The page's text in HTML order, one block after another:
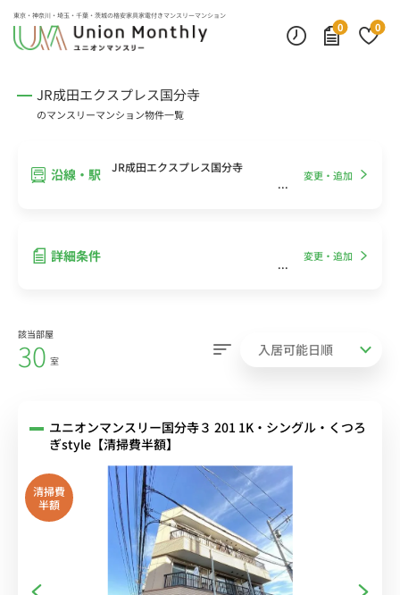
東京・神奈川・埼玉・千葉・茨城の格安家具家電付きマンスリーマンション
0
0
JR成田エクスプレス国分寺
のマンスリーマンション物件一覧
沿線・駅 JR成田エクスプレス国分寺
変更・追加
詳細条件 変更・追加
該当部屋
30 室
ユニオンマンスリー国分寺３ 201 1K・シングル・くつろ
ぎstyle【清掃費半額】
清掃費
半額